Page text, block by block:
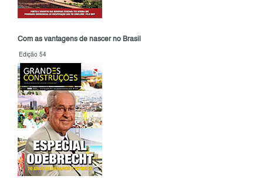
Com as vantagens de nascer no Brasil
Edição 54